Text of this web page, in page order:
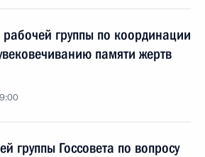
рабочей группы по координации
памяти жертв
группы Госсовета по вопросу